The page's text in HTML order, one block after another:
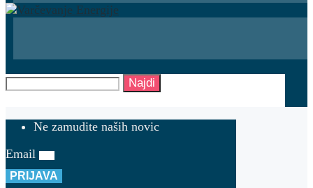
Najdi
Ne zamudite naših novic
Email
PRIJAVA